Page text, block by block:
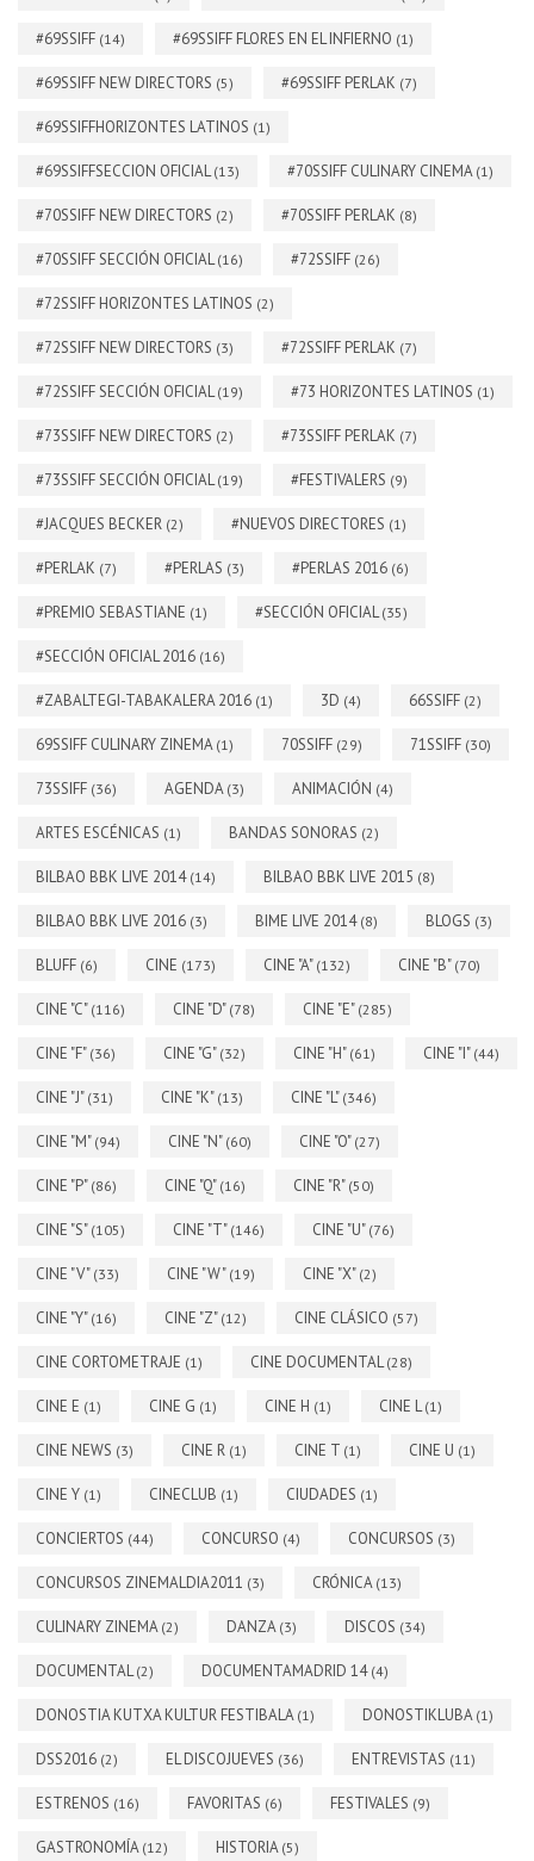
#69SSIFF (14) #69SSIFF FLORES EN EL INFIERNO (1)
#69SSIFF NEW DIRECTORS (5) #69SSIFF PERLAK (7)
#69SSIFFHORIZONTES LATINOS (1)
#69SSIFFSECCION OFICIAL(13) #70SSIFF CULINARY CINEMA (1)
#70SSIFF NEW DIRECTORS (2) #70SSIFF PERLAK (8)
#70SSIFF SECCIÓN OFICIAL(16) #72SSIFF (26)
#72SSIFF HORIZONTES LATINOS (2)
#72SSIFF NEW DIRECTORS (3) #72SSIFF PERLAK (7)
#72SSIFF SECCIÓN OFICIAL(19) #73 HORIZONTES LATINOS (1)
#73SSIFF NEW DIRECTORS (2) #73SSIFF PERLAK (7)
#73SSIFF SECCIÓN OFICIAL(19) #FESTIVALERS (9)
#JACQUES BECKER (2) #NUEVOS DIRECTORES (1)
#PERLAK (7) #PERLAS (3) #PERLAS 2016 (6)
#PREMIO SEBASTIANE (1) #SECCIÓN OFICIAL(35)
#SECCIÓN OFICIAL 2016 (16)
#ZABALTEGI-TABAKALERA 2016 (1) 3D (4) 66SSIFF (2)
69SSIFF CULINARY ZINEMA (1) 70SSIFF (29) 71SSIFF (30)
73SSIFF (36) AGENDA (3) ANIMACIÓN (4)
ARTES ESCÉNICAS (1) BANDAS SONORAS (2)
BILBAO BBK LIVE 2014 (14) BILBAO BBK LIVE 2015 (8)
BILBAO BBK LIVE 2016 (3) BIME LIVE 2014 (8) BLOGS (3)
BLUFF (6) CINE (173) CINE "A" (132) CINE "B" (70)
CINE "C" (116) CINE "D" (78) CINE "E" (285)
CINE "F" (36) CINE "G" (32) CINE "H" (61) CINE "I" (44)
CINE "J" (31) CINE "K" (13) CINE "L" (346)
CINE "M" (94) CINE "N" (60) CINE "O" (27)
CINE "P" (86) CINE "Q" (16) CINE "R" (50)
CINE "S" (105) CINE "T" (146) CINE "U" (76)
CINE "V" (33) CINE "W" (19) CINE "X" (2)
CINE "Y" (16) CINE "Z" (12) CINE CLÁSICO (57)
CINE CORTOMETRAJE (1) CINE DOCUMENTAL(28)
CINE E (1) CINE G (1) CINE H (1) CINE L(1)
CINE NEWS (3) CINE R (1) CINE T (1) CINE U (1)
CINE Y (1) CINECLUB (1) CIUDADES (1)
CONCIERTOS (44) CONCURSO (4) CONCURSOS (3)
CONCURSOS ZINEMALDIA2011 (3) CRÓNICA (13)
CULINARY ZINEMA (2) DANZA (3) DISCOS (34)
DOCUMENTAL(2) DOCUMENTAMADRID 14 (4)
DONOSTIA KUTXA KULTUR FESTIBALA (1) DONOSTIKLUBA (1)
DSS2016 (2) EL DISCOJUEVES (36) ENTREVISTAS (11)
ESTRENOS (16) FAVORITAS (6) FESTIVALES (9)
GASTRONOMÍA (12) HISTORIA (5)